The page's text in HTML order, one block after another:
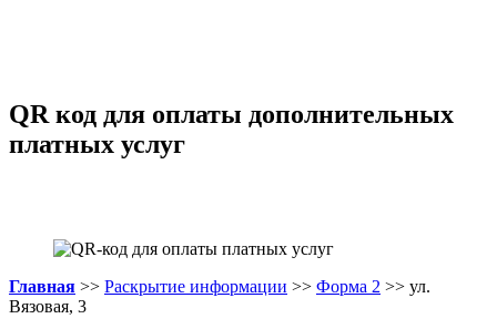
QR код для оплаты дополнительных
платных услуг
Главная >> Раскрытие информации >> Форма 2 >> ул.
Вязовая, 3